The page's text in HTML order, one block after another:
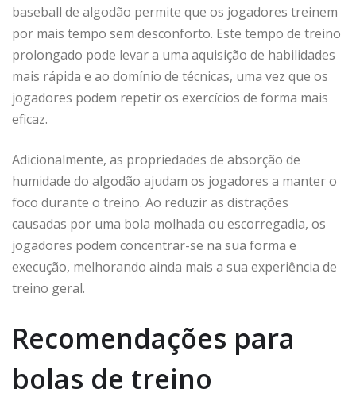
baseball de algodão permite que os jogadores treinem
por mais tempo sem desconforto. Este tempo de treino
prolongado pode levar a uma aquisição de habilidades
mais rápida e ao domínio de técnicas, uma vez que os
jogadores podem repetir os exercícios de forma mais
eficaz.
Adicionalmente, as propriedades de absorção de
humidade do algodão ajudam os jogadores a manter o
foco durante o treino. Ao reduzir as distrações
causadas por uma bola molhada ou escorregadia, os
jogadores podem concentrar-se na sua forma e
execução, melhorando ainda mais a sua experiência de
treino geral.
Recomendações para
bolas de treino